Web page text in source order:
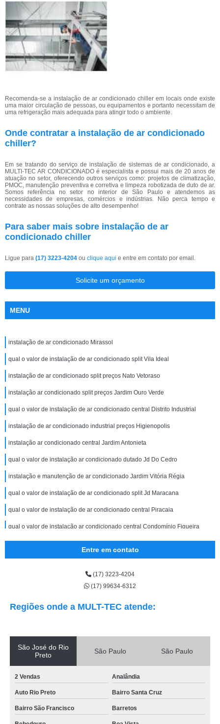
Recomenda-se a instalação de ar condicionado chiller em locais onde existe
uma maior circulação de pessoas, ou equipamentos e portanto necessitam de
uma refrigeração mais adequada para atingir todo o ambiente.
Onde contratar a instalação de ar condicionado
chiller?
Em se tratando do serviço de instalação de sistemas de ar condicionado, a
MULTI-TEC AR CONDICIONADO é especialista e possui mais de 20 anos de
atuação no setor, oferecendo outros serviços como: projetos de climatização,
PMOC, manutenção preventiva e corretiva e limpeza robotizada de duto de ar.
Somos referência no setor no interior de São Paulo e atendemos as
necessidades de empresas, comércios e indústrias. Não perca tempo e
contrate as nossas soluções de alto desempenho!
Para saber mais sobre instalação de ar
condicionado chiller
Ligue para (17) 3223-4204 ou clique aqui e entre em contato por email.
Solicite um orçamento
MENU
instalação de ar condicionado Mirassol
qual o valor de instalação de ar condicionado split Vila Ideal
instalação de ar condicionado split preços Nato Vetoraso
instalação ar condicionado split preços Jardim Ouro Verde
qual o valor de instalação de ar condicionado central Distrito Industrial
instalação de ar condicionado industrial preços Higienopolis
instalação ar condicionado central Jardim Antonieta
qual o valor de instalação ar condicionado dutado Jd Do Cedro
instalação e manutenção de ar condicionado Jardim Vitória Régia
qual o valor de instalação de ar condicionado split Jd Maracana
qual o valor de instalação de ar condicionado central Piracaia
qual o valor de instalação ar condicionado central Condomínio Figueira
qual o valor de instalação de ar condicionado chiller Condomínio Vilage
qual o valor de instalação ar condicionado Jardim Vitória Régia
instalação de ar condicionado vrf São José do Rio Preto
instalação ar condicionado central preços São Deocleciano
instalação ar condicionado dutado preços Centro
instalação de ar condicionado industrial preços São Francisco
Entre em contato
(17) 3223-4204
(17) 99634-6312
Regiões onde a MULT-TEC atende:
São José do Rio
Preto
São Paulo São Paulo
2 Vendas Analândia
Auto Rio Preto Bairro Santa Cruz
Bairro São Francisco Barretos